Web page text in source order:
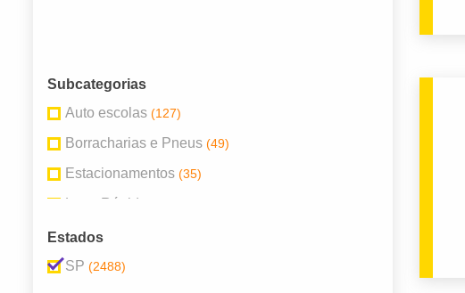
Subcategorias
Auto escolas (127)
Borracharias e Pneus (49)
Estacionamentos (35)
Lava-Rápido
Locadoras de Veículos
Mecânicas e Oficinas
Estados
SP (2488)